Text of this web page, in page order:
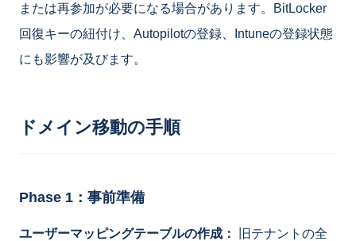
または再参加が必要になる場合があります。BitLocker
回復キーの紐付け、Autopilotの登録、Intuneの登録状態
にも影響が及びます。
ドメイン移動の手順
Phase 1：事前準備
ユーザーマッピングテーブルの作成：
旧テナントの全